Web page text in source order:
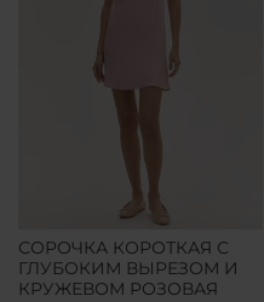
СОРОЧКА КОРОТКАЯ С
ГЛУБОКИМ ВЫРЕЗОМ И
КРУЖЕВОМ РОЗОВАЯ